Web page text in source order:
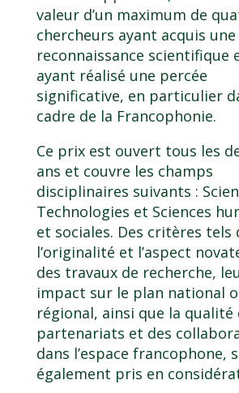
valeur d’un maximum de
chercheurs ayant acquis une
reconnaissance scientifique
ayant réalisé une percée
significative, en particulier
cadre de la Francophonie.
Ce prix est ouvert tous les
ans et couvre les champs
disciplinaires suivants :
Technologies et Sciences
et sociales. Des critères tels
l’originalité et l’aspect
des travaux de recherche,
impact sur le plan national
régional, ainsi que la qualité
partenariats et des
dans l’espace francophone,
également pris en